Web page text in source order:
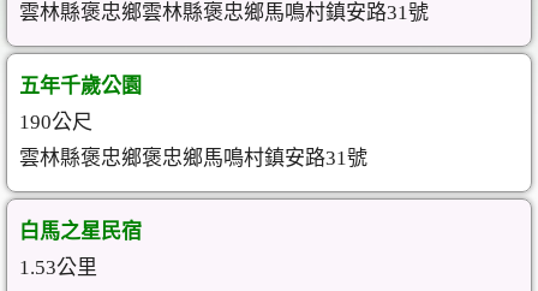
雲林縣褒忠鄉雲林縣褒忠鄉馬鳴村鎮安路31號
五年千歲公園
190公尺
雲林縣褒忠鄉褒忠鄉馬鳴村鎮安路31號
白馬之星民宿
1.53公里